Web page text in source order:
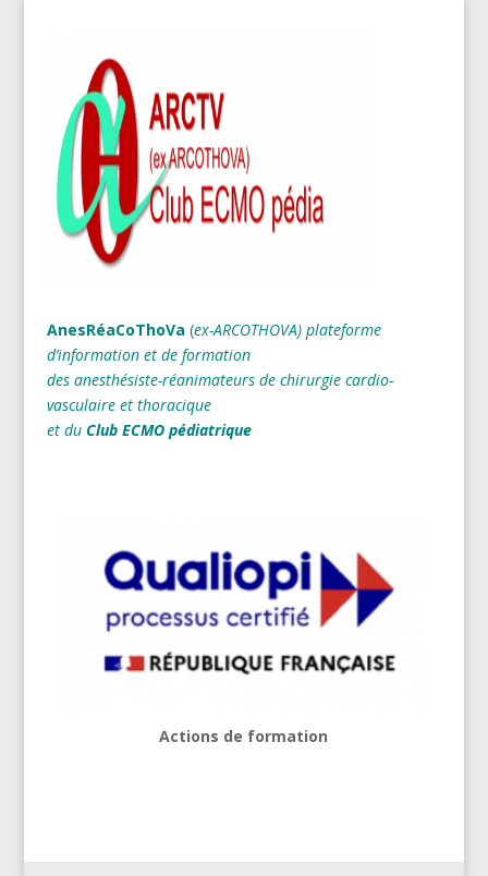
AnesRéaCoThoVa (ex-ARCOTHOVA) plateforme
d’information et de formation
des anesthésiste-réanimateurs de chirurgie cardio-
vasculaire et thoracique
et du Club ECMO pédiatrique
Actions de formation